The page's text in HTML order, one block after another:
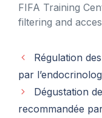
FIFA Training
filtering and
Régulation
par
Dégustation
recommandée